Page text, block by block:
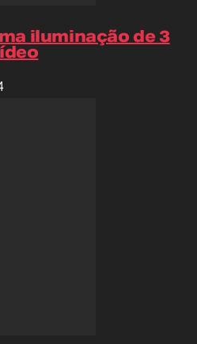
iluminação de 3